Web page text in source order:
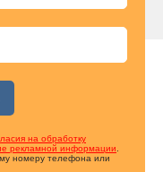
на обработку
рекламной информации
номеру телефона или